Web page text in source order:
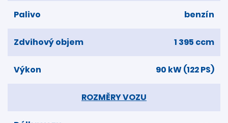
Palivo benzín
Zdvihový objem 1 395 ccm
Výkon 90 kW (122 PS)
ROZMĚRY VOZU